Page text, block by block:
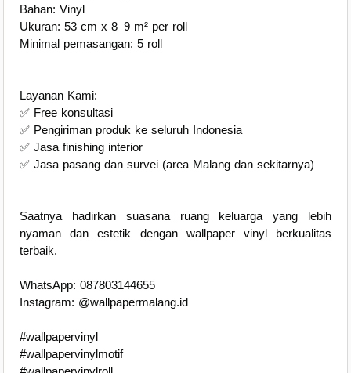
Bahan: Vinyl
Ukuran: 53 cm x 8–9 m² per roll
Minimal pemasangan: 5 roll
Layanan Kami:
✅ Free konsultasi
✅ Pengiriman produk ke seluruh Indonesia
✅ Jasa finishing interior
✅ Jasa pasang dan survei (area Malang dan sekitarnya)
Saatnya hadirkan suasana ruang keluarga yang lebih
nyaman dan estetik dengan wallpaper vinyl berkualitas
terbaik.
WhatsApp: 087803144655
Instagram: @wallpapermalang.id
#wallpapervinyl
#wallpapervinylmotif